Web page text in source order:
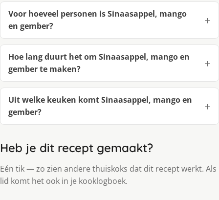
Voor hoeveel personen is Sinaasappel, mango
en gember?
Hoe lang duurt het om Sinaasappel, mango en
gember te maken?
Uit welke keuken komt Sinaasappel, mango en
gember?
Heb je dit recept gemaakt?
Eén tik — zo zien andere thuiskoks dat dit recept werkt. Als
lid komt het ook in je kooklogboek.